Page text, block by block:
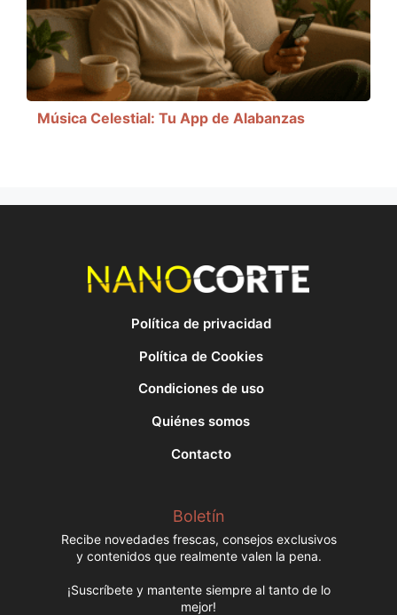
Música Celestial: Tu App de Alabanzas
Política de privacidad
Política de Cookies
Condiciones de uso
Quiénes somos
Contacto
Boletín
Recibe novedades frescas, consejos exclusivos
y contenidos que realmente valen la pena.
¡Suscríbete y mantente siempre al tanto de lo
mejor!